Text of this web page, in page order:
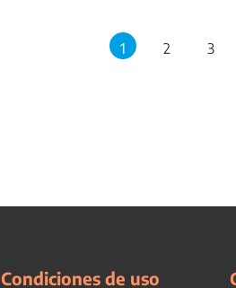
1 2 3
Condiciones de uso